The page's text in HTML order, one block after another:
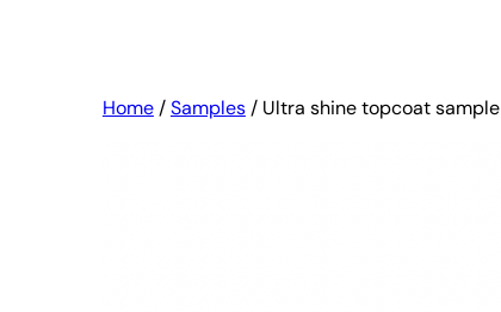
Home/Samples/ Ultra shine topcoat sample